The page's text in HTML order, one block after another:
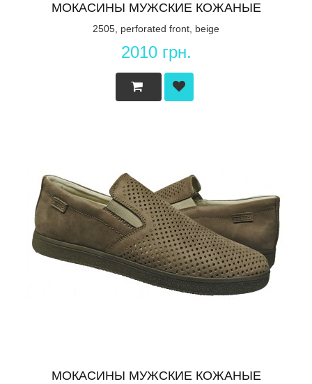
МОКАСИНЫ МУЖСКИЕ КОЖАНЫЕ
2505, perforated front, beige
2010 грн.
МОКАСИНЫ МУЖСКИЕ КОЖАНЫЕ